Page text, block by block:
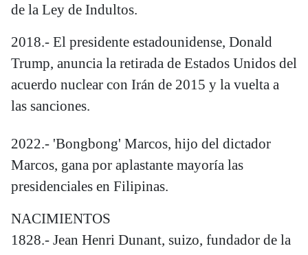
de la Ley de Indultos.
2018.- El presidente estadounidense, Donald
Trump, anuncia la retirada de Estados Unidos del
acuerdo nuclear con Irán de 2015 y la vuelta a
las sanciones.
2022.- 'Bongbong' Marcos, hijo del dictador
Marcos, gana por aplastante mayoría las
presidenciales en Filipinas.
NACIMIENTOS
1828.- Jean Henri Dunant, suizo, fundador de la